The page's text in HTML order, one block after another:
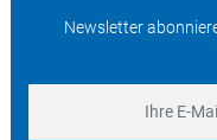
Newsletter